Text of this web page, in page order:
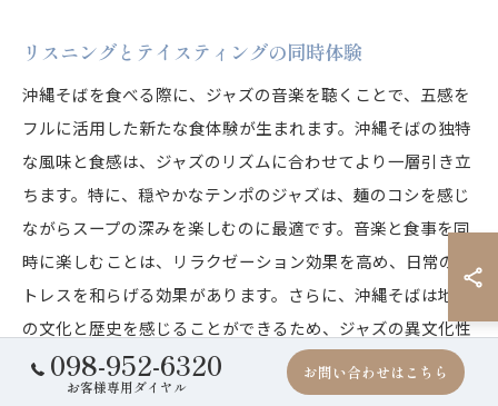
リスニングとテイスティングの同時体験
沖縄そばを食べる際に、ジャズの音楽を聴くことで、五感を
フルに活用した新たな食体験が生まれます。沖縄そばの独特
な風味と食感は、ジャズのリズムに合わせてより一層引き立
ちます。特に、穏やかなテンポのジャズは、麺のコシを感じ
ながらスープの深みを楽しむのに最適です。音楽と食事を同
時に楽しむことは、リラクゼーション効果を高め、日常のス
トレスを和らげる効果があります。さらに、沖縄そばは地域
の文化と歴史を感じることができるため、ジャズの異文化性
と組み合わせることで、より豊かな体験を提供します。
098-952-6320
お客様専用ダイヤル
お問い合わせはこちら